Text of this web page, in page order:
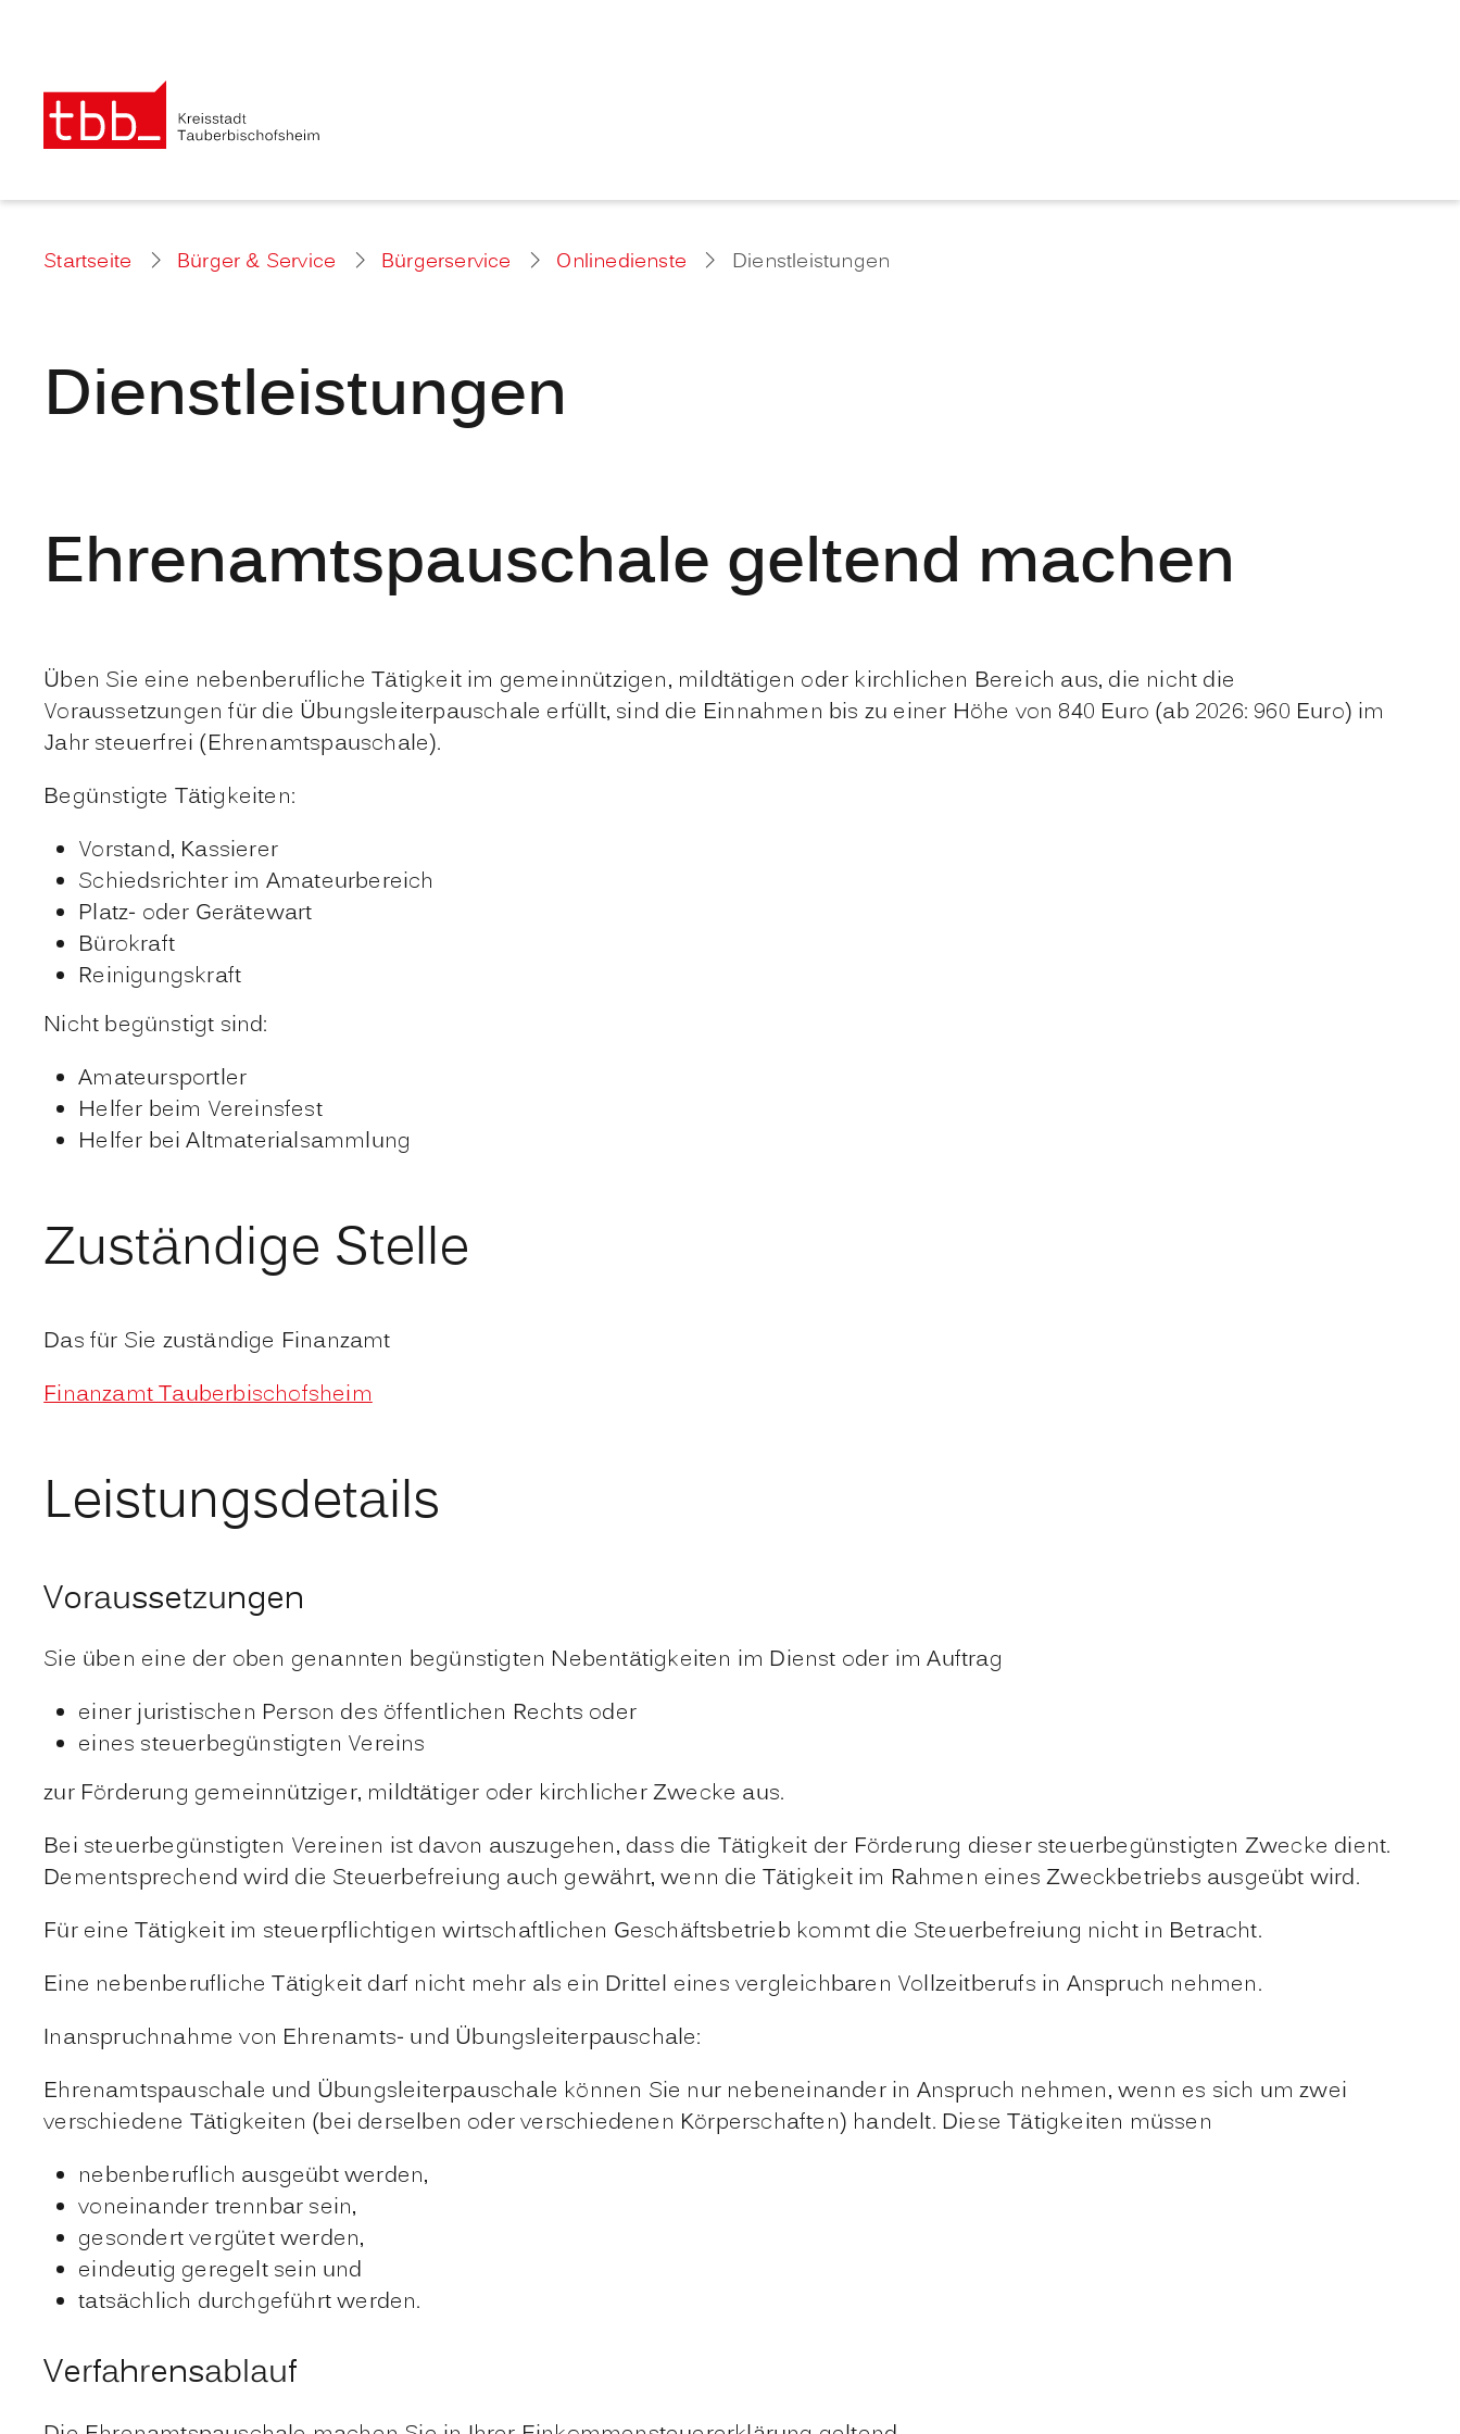
Startseite Bürger & Service Bürgerservice Onlinedienste Dienstleistungen
Dienstleistungen
Ehrenamtspauschale geltend machen
Üben Sie eine nebenberufliche Tätigkeit im gemeinnützigen, mildtätigen oder kirchlichen Bereich aus, die nicht die
Voraussetzungen für die Übungsleiterpauschale erfüllt, sind die Einnahmen bis zu einer Höhe von 840 Euro (ab 2026: 960 Euro) im
Jahr steuerfrei (Ehrenamtspauschale).
Begünstigte Tätigkeiten:
Vorstand, Kassierer
Schiedsrichter im Amateurbereich
Platz- oder Gerätewart
Bürokraft
Reinigungskraft
Nicht begünstigt sind:
Amateursportler
Helfer beim Vereinsfest
Helfer bei Altmaterialsammlung
Zuständige Stelle
Das für Sie zuständige Finanzamt
Finanzamt Tauberbischofsheim
Leistungsdetails
Voraussetzungen
Sie üben eine der oben genannten begünstigten Nebentätigkeiten im Dienst oder im Auftrag
einer juristischen Person des öffentlichen Rechts oder
eines steuerbegünstigten Vereins
zur Förderung gemeinnütziger, mildtätiger oder kirchlicher Zwecke aus.
Bei steuerbegünstigten Vereinen ist davon auszugehen, dass die Tätigkeit der Förderung dieser steuerbegünstigten Zwecke dient.
Dementsprechend wird die Steuerbefreiung auch gewährt, wenn die Tätigkeit im Rahmen eines Zweckbetriebs ausgeübt wird.
Für eine Tätigkeit im steuerpflichtigen wirtschaftlichen Geschäftsbetrieb kommt die Steuerbefreiung nicht in Betracht.
Eine nebenberufliche Tätigkeit darf nicht mehr als ein Drittel eines vergleichbaren Vollzeitberufs in Anspruch nehmen.
Inanspruchnahme von Ehrenamts- und Übungsleiterpauschale:
Ehrenamtspauschale und Übungsleiterpauschale können Sie nur nebeneinander in Anspruch nehmen, wenn es sich um zwei
verschiedene Tätigkeiten (bei derselben oder verschiedenen Körperschaften) handelt. Diese Tätigkeiten müssen
nebenberuflich ausgeübt werden,
voneinander trennbar sein,
gesondert vergütet werden,
eindeutig geregelt sein und
tatsächlich durchgeführt werden.
Verfahrensablauf